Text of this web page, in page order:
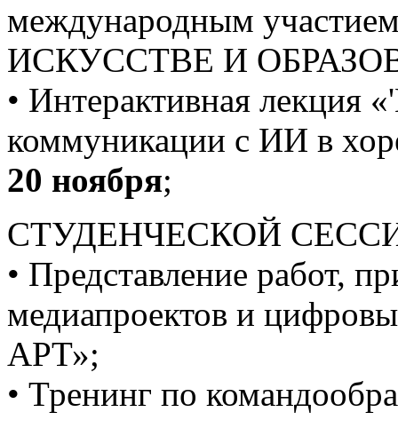
международным
ИСКУССТВЕ И
• Интерактивная лекция
коммуникации с ИИ в
20 ноября;
СТУДЕНЧЕСКОЙ
• Представление работ,
медиапроектов и
АРТ»;
• Тренинг по